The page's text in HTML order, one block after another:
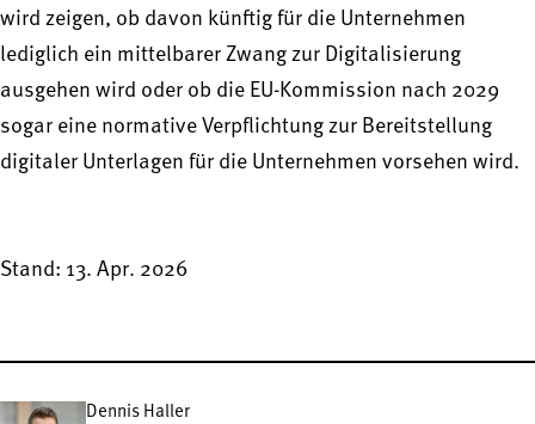
wird zeigen, ob davon künftig für die Unternehmen
lediglich ein mittelbarer Zwang zur Digitalisierung
ausgehen wird oder ob die EU-Kommission nach 2029
sogar eine normative Verpflichtung zur Bereitstellung
digitaler Unterlagen für die Unternehmen vorsehen wird.
Stand: 13. Apr. 2026
Dennis Haller